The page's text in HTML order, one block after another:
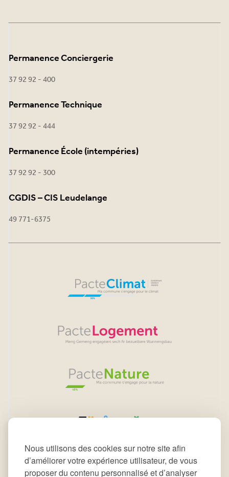
Nous utilisons des cookies sur notre site afin
d’améliorer votre expérience utilisateur, de vous
proposer du contenu personnalisé et d’analyser
Permanence Conciergerie
37 92 92 - 400
Permanence Technique
37 92 92 - 444
Permanence École (intempéries)
37 92 92 - 300
CGDIS – CIS Leudelange
49 771-6375